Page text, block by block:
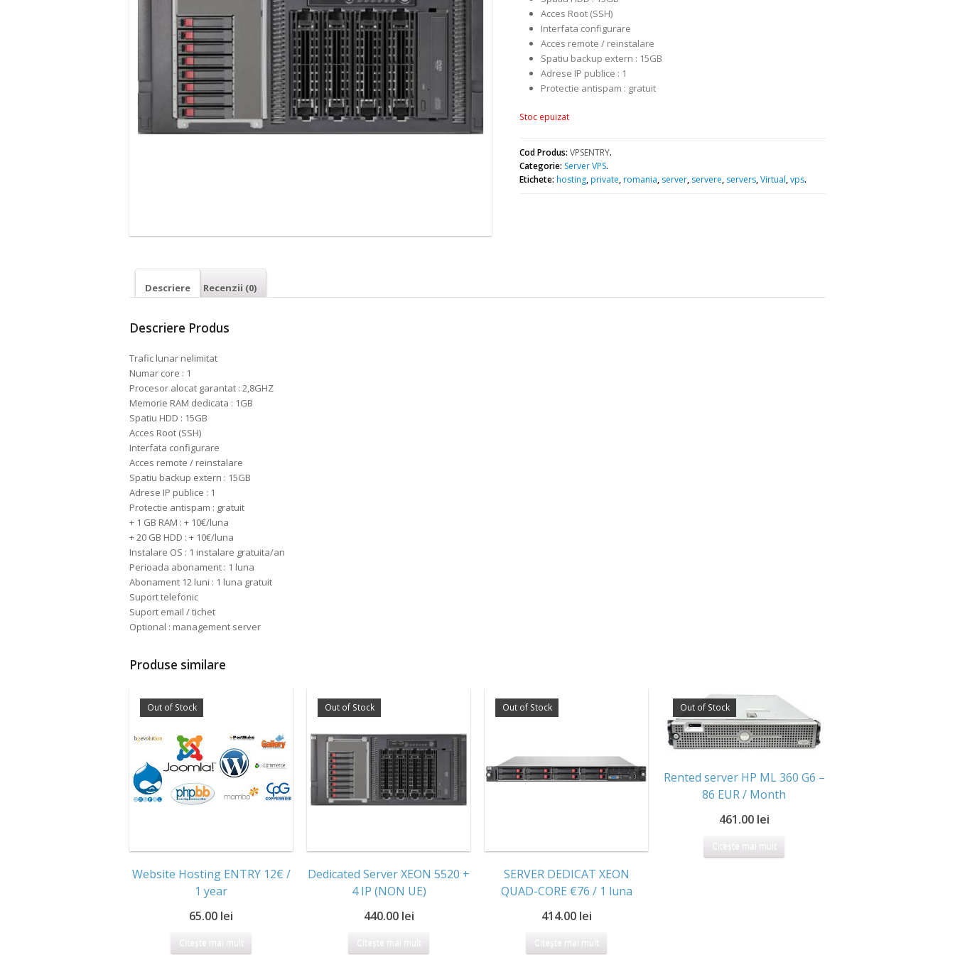
Acces Root (SSH)
Interfata configurare
Acces remote / reinstalare
Spatiu backup extern : 15GB
Adrese IP publice : 1
Protectie antispam : gratuit
Stoc epuizat
Cod Produs: VPSENTRY.
Categorie: Server VPS.
Etichete: hosting,private,romania, server, servere, servers,Virtual,vps.
Descriere Recenzii (0)
Descriere Produs
Trafic lunar nelimitat
Numar core : 1
Procesor alocat garantat : 2,8GHZ
Memorie RAM dedicata : 1GB
Spatiu HDD : 15GB
Acces Root (SSH)
Interfata configurare
Acces remote / reinstalare
Spatiu backup extern : 15GB
Adrese IP publice : 1
Protectie antispam : gratuit
+ 1 GB RAM : + 10€/luna
+ 20 GB HDD : + 10€/luna
Instalare OS : 1 instalare gratuita/an
Perioada abonament : 1 luna
Abonament 12 luni : 1 luna gratuit
Suport telefonic
Suport email / tichet
Optional : management server
Produse similare
Out of Stock
Website Hosting ENTRY 12€ /
1 year
65.00 lei
Citește mai mult
Out of Stock
Dedicated Server XEON 5520 +
4 IP (NON UE)
440.00 lei
Citește mai mult
Out of Stock
SERVER DEDICAT XEON
QUAD-CORE €76 / 1 luna
414.00 lei
Citește mai mult
Out of Stock
Rented server HP ML 360 G6 –
86 EUR / Month
461.00 lei
Citește mai mult